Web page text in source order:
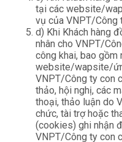
tại các website/
vụ của VNPT/Công
d) Khi Khách hàng
nhân cho VNPT/
công khai, bao gồm
website/wapsite/
VNPT/Công ty con
thảo, hội nghị, các
thoại, thảo luận do
chức, tài trợ hoặc
(cookies) ghi nhận
VNPT/Công ty con